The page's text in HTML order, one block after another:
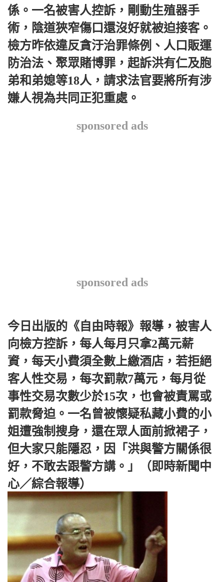
係。一名被害人控訴，剛動生殖器手
術，陰道狹窄傷口還沒好就被迫接客。
檢方昨依違反貪汙治罪條例、人口販運
防治法、聚眾賭博罪，起訴洪有仁及胞
弟和弟媳等18人，請求法官要將所有涉
嫌人視為共同正犯重處。
sponsored ads
sponsored ads
今日出版的《自由時報》報導，被害人
向檢方控訴，每人每月只拿2萬元薪
資，每天小費須全數上繳酒店，若拒絕
客人性交易，每次罰款7萬元，每月從
事性交易次數少於15次，也會被責罵或
罰款脅迫。一名曾被懷疑私藏小費的小
姐遭強制搜身，還在眾人面前掀裙子，
但大家只能隱忍，因「洪與警方關係很
好，不敢去跟警方講。」（即時新聞中
心／綜合報導）